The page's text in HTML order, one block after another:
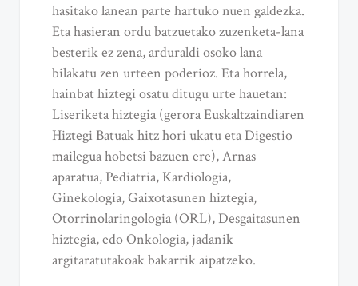
hasitako lanean parte hartuko nuen galdezka.
Eta hasieran ordu batzuetako zuzenketa-lana
besterik ez zena, arduraldi osoko lana
bilakatu zen urteen poderioz. Eta horrela,
hainbat hiztegi osatu ditugu urte hauetan:
Liseriketa hiztegia (gerora Euskaltzaindiaren
Hiztegi Batuak hitz hori ukatu eta Digestio
mailegua hobetsi bazuen ere), Arnas
aparatua, Pediatria, Kardiologia,
Ginekologia, Gaixotasunen hiztegia,
Otorrinolaringologia (ORL), Desgaitasunen
hiztegia, edo Onkologia, jadanik
argitaratutakoak bakarrik aipatzeko.